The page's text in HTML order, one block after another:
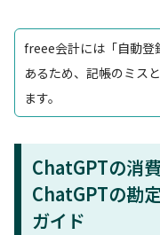
freee会計には「自動登
あるため、記帳のミス
ます。
ChatGPTの消
ChatGPTの勘
ガイド